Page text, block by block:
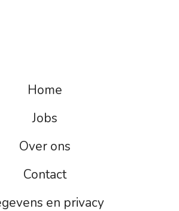
Home
Jobs
Over ons
Contact
en privacy